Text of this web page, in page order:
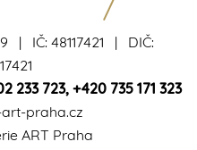
| IČ: 48117421 | DIČ:
233 723, +420 735 171 323
praha.cz
ART Praha